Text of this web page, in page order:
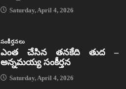
Saturday, April 4, 2026
సంకీర్తనలు
ఎంత చేసిన తనకేది తుద –
అన్నమయ్య సంకీర్తన
Saturday, April 4, 2026